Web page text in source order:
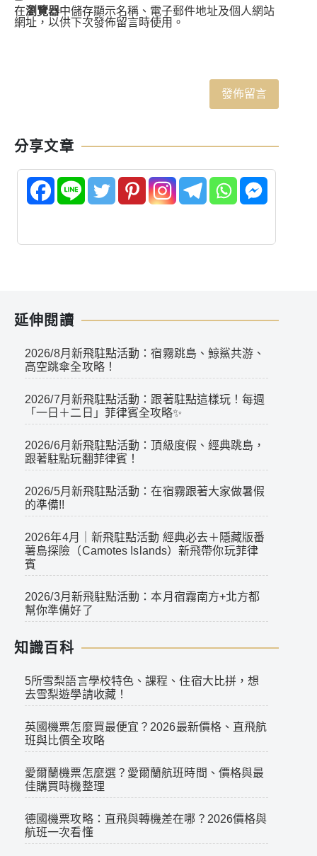
在瀏覽器中儲存顯示名稱、電子郵件地址及個人網站
網址，以供下次發佈留言時使用。
分享文章
延伸閱讀
2026/8月新飛駐點活動：宿霧跳島、鯨鯊共游、
高空跳傘全攻略！
2026/7月新飛駐點活動：跟著駐點這樣玩！每週
「一日＋二日」菲律賓全攻略✨
2026/6月新飛駐點活動：頂級度假、經典跳島，
跟著駐點玩翻菲律賓！
2026/5月新飛駐點活動：在宿霧跟著大家做暑假
的準備!!
2026年4月｜新飛駐點活動 經典必去＋隱藏版番
薯島探險（Camotes Islands）新飛帶你玩菲律
賓
2026/3月新飛駐點活動：本月宿霧南方+北方都
幫你準備好了
知識百科
5所雪梨語言學校特色、課程、住宿大比拼，想
去雪梨遊學請收藏！
英國機票怎麼買最便宜？2026最新價格、直飛航
班與比價全攻略
愛爾蘭機票怎麼選？愛爾蘭航班時間、價格與最
佳購買時機整理
德國機票攻略：直飛與轉機差在哪？2026價格與
航班一次看懂